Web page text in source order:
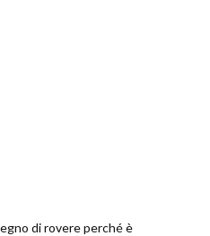
di rovere perché è